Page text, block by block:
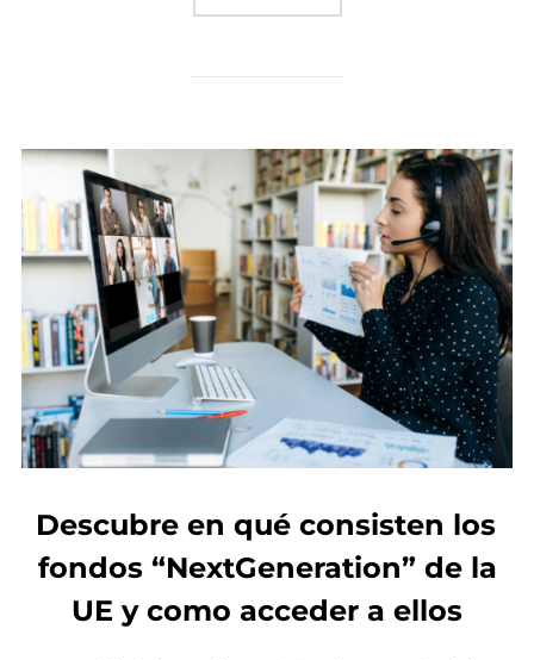
Descubre en qué consisten los
fondos “NextGeneration” de la
UE y como acceder a ellos